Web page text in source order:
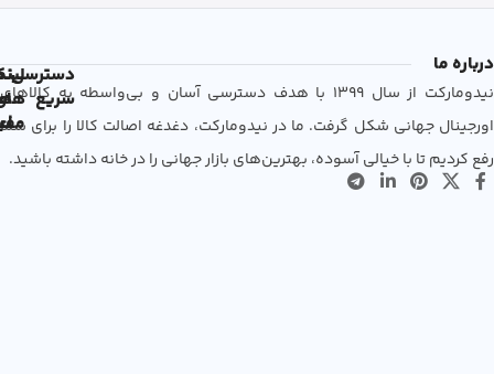
درباره ما
نیدومارکت از سال 1399 با هدف دسترسی آسان و بی‌واسطه به کالاهای
اورجینال جهانی شکل گرفت. ما در نیدومارکت، دغدغه اصالت کالا را برای شما
رفع کردیم تا با خیالی آسوده، بهترین‌های بازار جهانی را در خانه داشته باشید.
دسترسی
سریع